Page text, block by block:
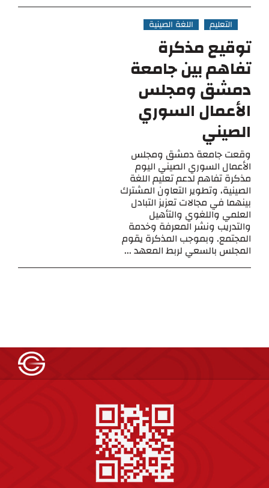
التعليم اللغة الصينية
توقيع مذكرة
تفاهم بين جامعة
دمشق ومجلس
الأعمال السوري
الصيني
وقعت جامعة دمشق ومجلس
الأعمال السوري الصيني اليوم
مذكرة تفاهم لدعم تعليم اللغة
الصينية، وتطوير التعاون المشترك
بينهما في مجالات تعزيز التبادل
العلمي واللغوي والتأهيل
والتدريب ونشر المعرفة وخدمة
المجتمع. وبموجب المذكرة يقوم
المجلس بالسعي لربط المعهد ...